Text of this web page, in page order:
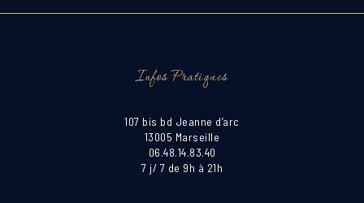
Infos Pratiques
107 bis bd Jeanne d’arc
13005 Marseille
06.48.14.83.40
7 j/ 7 de 9h à 21h